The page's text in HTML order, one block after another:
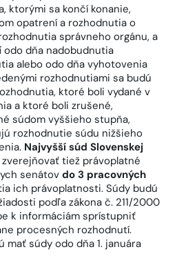
ktorými sa končí konanie,
opatrení a rozhodnutia o
správneho orgánu, a
odo dňa nadobudnutia
alebo odo dňa vyhotovenia
rozhodnutiami sa budú
ktoré boli vydané v
a ktoré boli zrušené,
súdom vyššieho stupňa,
rozhodnutie súdu nižšieho
Najvyšší súd Slovenskej
tiež právoplatné
senátov do 3 pracovných
ich právoplatnosti. Súdy budú
podľa zákona č. 211/2000
k informáciám sprístupniť
procesných rozhodnutí.
súdy odo dňa 1. januára